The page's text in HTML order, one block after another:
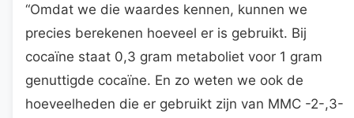
“Omdat we die waardes kennen, kunnen we
precies berekenen hoeveel er is gebruikt. Bij
cocaïne staat 0,3 gram metaboliet voor 1 gram
genuttigde cocaïne. En zo weten we ook de
hoeveelheden die er gebruikt zijn van MMC -2-,3-